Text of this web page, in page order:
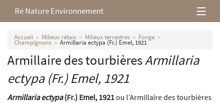
Ré Nature Environnement
L’association
Milieux rétais
Nos parutions
Accueil Milieux rétais Milieux terrestres Fonge
Champignons Armillaria ectypa (Fr.) Emel, 1921
Armillaire des tourbièresArmillaria
ectypa(Fr.) Emel, 1921
Armillaria ectypa(Fr.) Emel, 1921ou l’Armillaire des tourbières